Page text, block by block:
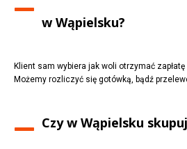
wWąpielsku?
Klient sam wybiera jak woli otrzymać
Możemy rozliczyć się gotówką, bądź
Czy wWąpielsku